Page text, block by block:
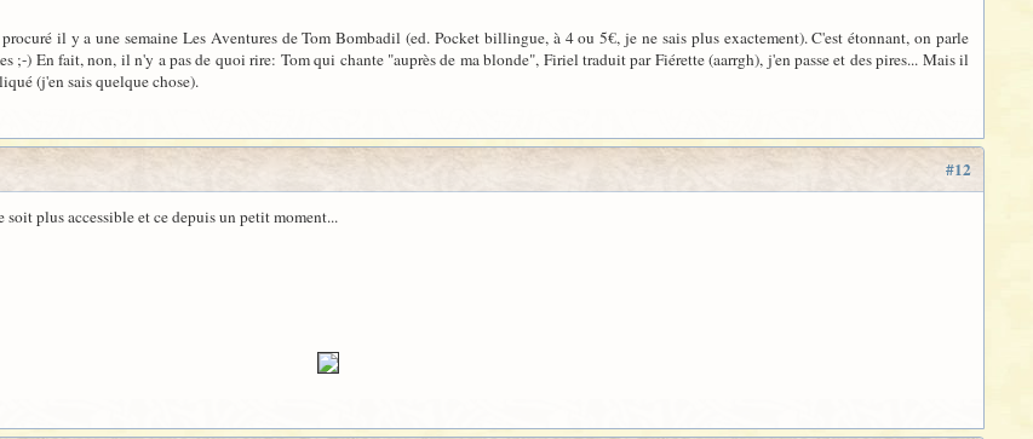
il y a une semaine Les Aventures de Tom Bombadil (ed. Pocket billingue, à 4 ou 5€, je ne sais plus exactement). C'est étonnant, on parle
;-) En fait, non, il n'y a pas de quoi rire: Tom qui chante "auprès de ma blonde", Firiel traduit par Fiérette (aarrgh), j'en passe et des pires... Mais il
(j'en sais quelque chose).
#12
plus accessible et ce depuis un petit moment...